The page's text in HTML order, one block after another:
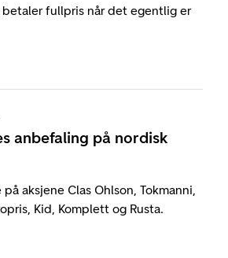
betaler fullpris når det egentlig er
anbefaling på nordisk
aksjene Clas Ohlson, Tokmanni,
Kid, Komplett og Rusta.